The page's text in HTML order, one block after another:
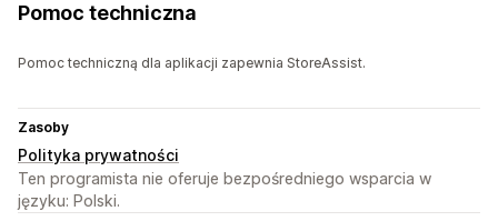
Pomoc techniczna
Pomoc techniczną dla aplikacji zapewnia StoreAssist.
Zasoby
Polityka prywatności
Ten programista nie oferuje bezpośredniego wsparcia w
języku: Polski.